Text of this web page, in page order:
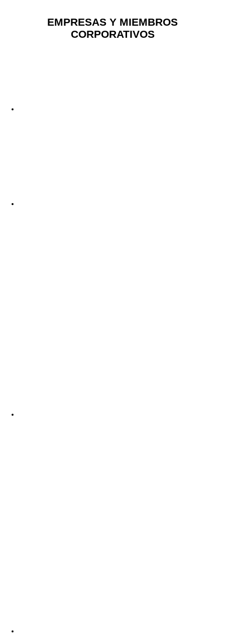
EMPRESAS Y MIEMBROS
CORPORATIVOS